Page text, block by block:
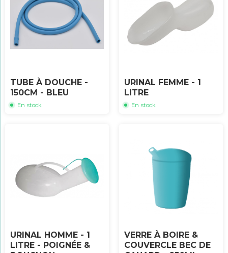
TUBE À DOUCHE -
150CM - BLEU
En stock
URINAL FEMME - 1
LITRE
En stock
URINAL HOMME - 1
LITRE - POIGNÉE &
VERRE À BOIRE &
COUVERCLE BEC DE